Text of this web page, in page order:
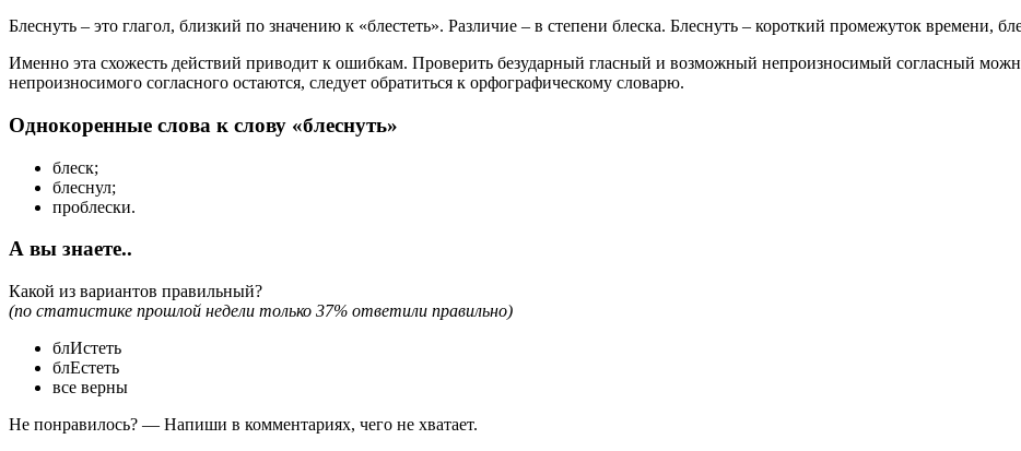
Блеснуть – это глагол, близкий по значению к «блестеть». Различие – в степени блеска. Блеснуть – короткий промежуток времени,
Именно эта схожесть действий приводит к ошибкам. Проверить безударный гласный и возможный непроизносимый согласный
непроизносимого согласного остаются, следует обратиться к орфографическому словарю.
Однокоренные слова к слову «блеснуть»
блеск;
блеснул;
проблески.
А вы знаете..
Какой из вариантов правильный?
(по статистике прошлой недели только 37% ответили правильно)
блИстеть
блЕстеть
все верны
Не понравилось? — Напиши в комментариях, чего не хватает.